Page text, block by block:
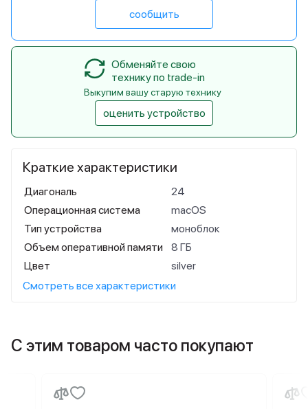
Краткие характеристики
Диагональ
24
Операционная система
macOS
Тип устройства
моноблок
Объем оперативной памяти
8 ГБ
Цвет
silver
Смотреть все характеристики
сообщить
Обменяйте свою
технику по trade-in
Выкупим вашу старую технику
оценить устройство
С этим товаром часто покупают